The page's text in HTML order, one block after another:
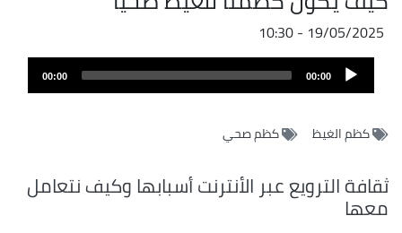
19/05/2025 - 10:30
Audio
Player
00:00
00:00
كظم الغيظ كظم صحي
ثقافة الترويع عبر الأنترنت أسبابها وكيف نتعامل
معها